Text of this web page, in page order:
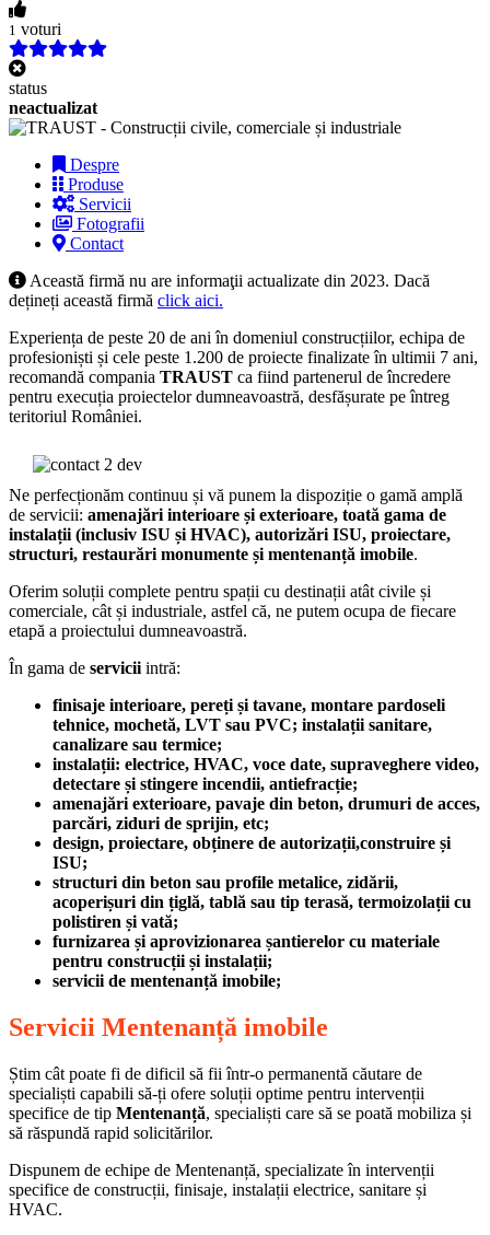
1 voturi
status
neactualizat
Despre
Produse
Servicii
Fotografii
Contact
Această firmă nu are informaţii actualizate din 2023. Dacă
dețineți această firmă click aici.
Experiența de peste 20 de ani în domeniul construcțiilor, echipa de
profesioniști și cele peste 1.200 de proiecte finalizate în ultimii 7 ani,
recomandă compania TRAUST ca fiind partenerul de încredere
pentru execuția proiectelor dumneavoastră, desfășurate pe întreg
teritoriul României.
Ne perfecționăm continuu și vă punem la dispoziție o gamă amplă
de servicii: amenajări interioare și exterioare, toată gama de
instalații (inclusiv ISU și HVAC), autorizări ISU, proiectare,
structuri, restaurări monumente și mentenanță imobile.
Oferim soluții complete pentru spații cu destinații atât civile și
comerciale, cât și industriale, astfel că, ne putem ocupa de fiecare
etapă a proiectului dumneavoastră.
În gama de servicii intră:
finisaje interioare, pereți și tavane, montare pardoseli
tehnice, mochetă, LVT sau PVC; instalații sanitare,
canalizare sau termice;
instalații: electrice, HVAC, voce date, supraveghere video,
detectare și stingere incendii, antiefracție;
amenajări exterioare, pavaje din beton, drumuri de acces,
parcări, ziduri de sprijin, etc;
design, proiectare, obținere de autorizații,construire și
ISU;
structuri din beton sau profile metalice, zidării,
acoperișuri din țiglă, tablă sau tip terasă, termoizolații cu
polistiren și vată;
furnizarea și aprovizionarea șantierelor cu materiale
pentru construcții și instalații;
servicii de mentenanță imobile;
Servicii Mentenanță imobile
Știm cât poate fi de dificil să fii într-o permanentă căutare de
specialiști capabili să-ți ofere soluții optime pentru intervenții
specifice de tip Mentenanță, specialiști care să se poată mobiliza și
să răspundă rapid solicitărilor.
Dispunem de echipe de Mentenanță, specializate în intervenții
specifice de construcții, finisaje, instalații electrice, sanitare și
HVAC.